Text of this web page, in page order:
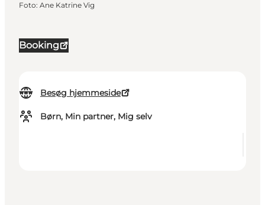
Booking
Besøg hjemmeside
Børn, Min partner, Mig selv
Foto: Ane Katrine Vig